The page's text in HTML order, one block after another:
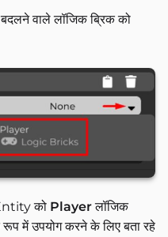
वाले लॉजिक ब्रिक को
को Playerलॉजिक
में उपयोग करने के लिए बता रहे